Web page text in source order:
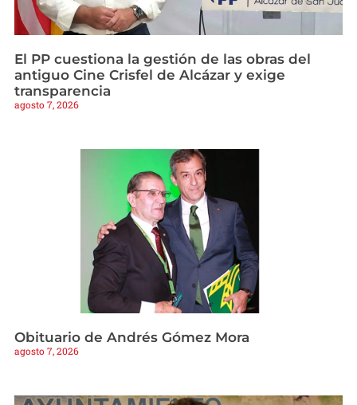
El PP cuestiona la gestión de las obras del
antiguo Cine Crisfel de Alcázar y exige
transparencia
agosto 7, 2026
Obituario de Andrés Gómez Mora
agosto 7, 2026